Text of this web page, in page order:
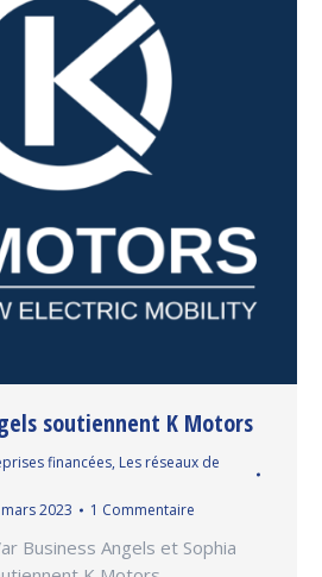
soutiennent K Motors
financées, Les réseaux de
2023 1 Commentaire
Business Angels et Sophia